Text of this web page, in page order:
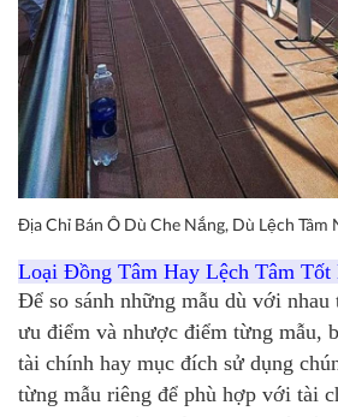
Địa Chỉ Bán Ô Dù Che Nắng, Dù Lệch Tâm
Loại Đồng Tâm Hay Lệch Tâm Tốt
Để so sánh những mẫu dù với
ưu điểm và nhược điểm từng mẫu,
tài chính hay mục đích sử dụng
từng mẫu riêng để phù hợp với tài